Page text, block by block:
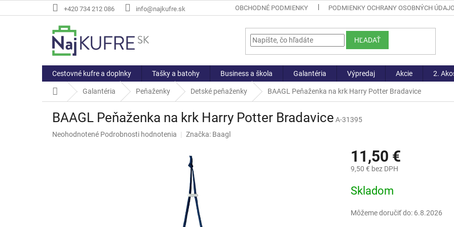
na
+420 734 212 086 info@najkufre.sk OBCHODNÉ PODMIENKY PODMIENKY OCHRANY OSOBNÝCH
HĽADAŤ
Cestovné kufre a doplnky Tašky a batohy Business a škola Galantéria Výpredaj Akcie 2.
DomovGalantéria Peňaženky Detské peňaženky BAAGL Peňaženka na krk Harry Potter Bradavice
BAAGL Peňaženka na krk Harry Potter Bradavice A-31395
Priemerné
Neohodnotené Podrobnosti hodnotenia Značka: Baagl
11,50 €
9,50 € bez DPH
cena:
Skladom
Môžeme doručiť do: 6.8.2026